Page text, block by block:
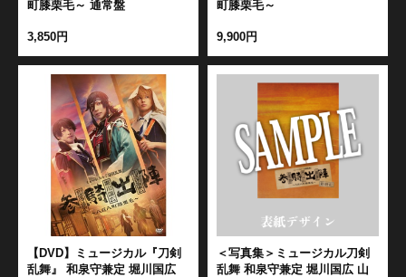
町膝栗毛～ 通常盤
3,850円
町膝栗毛～
9,900円
【DVD】ミュージカル『刀剣
乱舞』 和泉守兼定 堀川国広
＜写真集＞ミュージカル刀剣
乱舞 和泉守兼定 堀川国広 山